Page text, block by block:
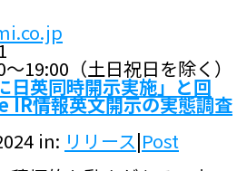
19:00（土日祝日を除く）
日英同時開示実施」と回
情報英文開示の実態調査
in: リリース|Post